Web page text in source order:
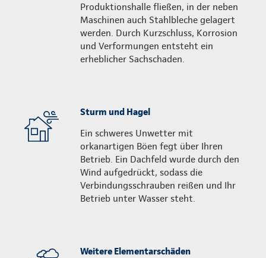
Produktionshalle fließen, in der neben
Maschinen auch Stahlbleche gelagert
werden. Durch Kurzschluss, Korrosion
und Verformungen entsteht ein
erheblicher Sachschaden.
Sturm und Hagel
Ein schweres Unwetter mit
orkanartigen Böen fegt über Ihren
Betrieb. Ein Dachfeld wurde durch den
Wind aufgedrückt, sodass die
Verbindungs­schrauben reißen und Ihr
Betrieb unter Wasser steht.
Weitere Elementarschäden